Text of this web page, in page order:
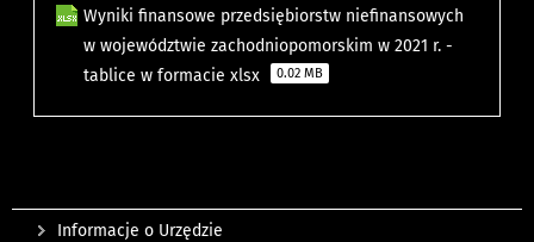
Wyniki finansowe przedsiębiorstw niefinansowych
w województwie zachodniopomorskim w 2021 r. -
tablice w formacie xlsx
0.02 MB
Informacje o Urzędzie